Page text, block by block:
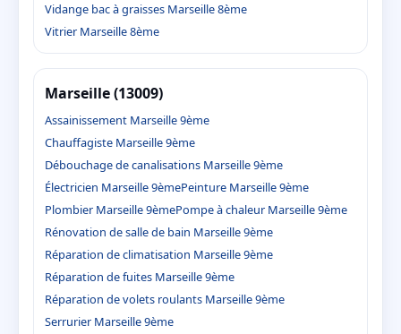
Vidange bac à graisses Marseille 8ème
Vitrier Marseille 8ème
Marseille (13009)
Assainissement Marseille 9ème
Chauffagiste Marseille 9ème
Débouchage de canalisations Marseille 9ème
Électricien Marseille 9èmePeinture Marseille 9ème
Plombier Marseille 9èmePompe à chaleur Marseille 9ème
Rénovation de salle de bain Marseille 9ème
Réparation de climatisation Marseille 9ème
Réparation de fuites Marseille 9ème
Réparation de volets roulants Marseille 9ème
Serrurier Marseille 9ème